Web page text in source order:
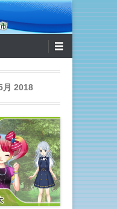
月 2018